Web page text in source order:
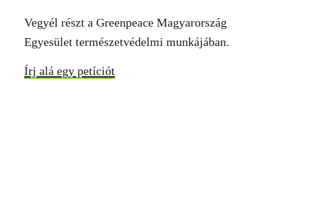
Vegyél részt a Greenpeace Magyarország
Egyesület természetvédelmi munkájában.
Írj alá egy petíciót